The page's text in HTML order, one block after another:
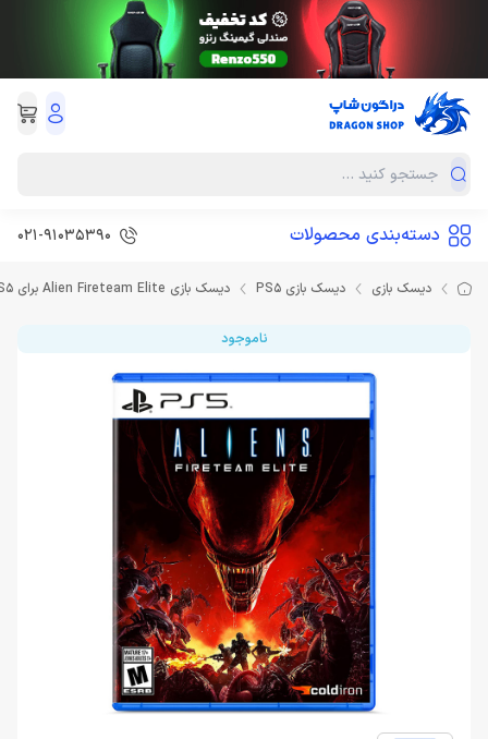
دسته‌بندی محصولات 021-91035390
دیسک بازی دیسک بازی PS5 دیسک بازی Alien Fireteam Elite برای PS5
ناموجود